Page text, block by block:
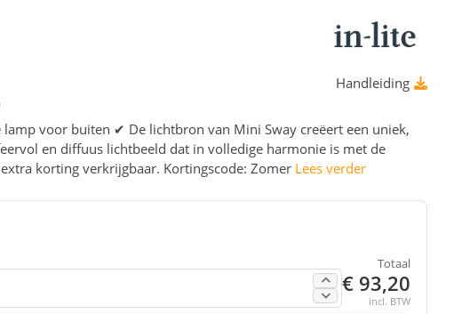
Handleiding
voor buiten ✔ De lichtbron van Mini Sway creëert een uniek,
en diffuus lichtbeeld dat in volledige harmonie is met de
korting verkrijgbaar. Kortingscode: Zomer Lees verder
Totaal
€ 93,20
incl. BTW